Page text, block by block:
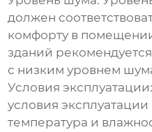
должен
комфорту в
зданий
с низким уровнем
Условия эксплуатации:
условия эксплуатации
температура и